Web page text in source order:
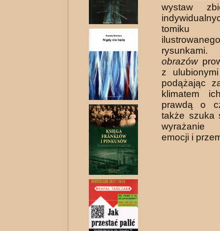
wystaw
tomiku
obrazów
z
podążając
klimatem
prawdą o
także szuka
wyrażanie
emocji i